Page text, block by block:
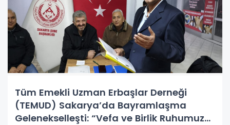
Tüm Emekli Uzman Erbaşlar Derneği
(TEMUD) Sakarya’da Bayramlaşma
Gelenekselleşti: “Vefa ve Birlik Ruhumuz